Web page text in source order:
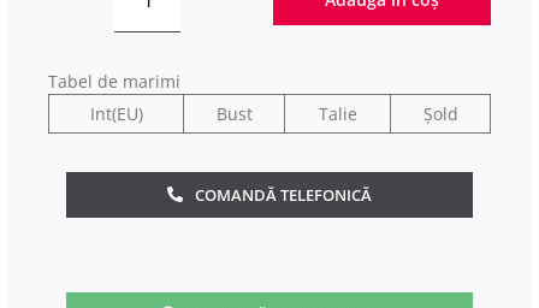
Cantitate
de
lunga
Mov
Tabel de marimi
Int(EU)
Bust Talie Șold
COMANDĂ TELEFONICĂ